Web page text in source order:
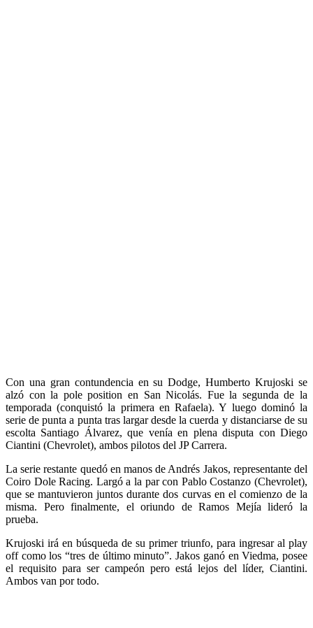
Con una gran contundencia en su Dodge, Humberto Krujoski se
alzó con la pole position en San Nicolás. Fue la segunda de la
temporada (conquistó la primera en Rafaela). Y luego dominó la
serie de punta a punta tras largar desde la cuerda y distanciarse de su
escolta Santiago Álvarez, que venía en plena disputa con Diego
Ciantini (Chevrolet), ambos pilotos del JP Carrera.
La serie restante quedó en manos de Andrés Jakos, representante del
Coiro Dole Racing. Largó a la par con Pablo Costanzo (Chevrolet),
que se mantuvieron juntos durante dos curvas en el comienzo de la
misma. Pero finalmente, el oriundo de Ramos Mejía lideró la
prueba.
Krujoski irá en búsqueda de su primer triunfo, para ingresar al play
off como los “tres de último minuto”. Jakos ganó en Viedma, posee
el requisito para ser campeón pero está lejos del líder, Ciantini.
Ambos van por todo.